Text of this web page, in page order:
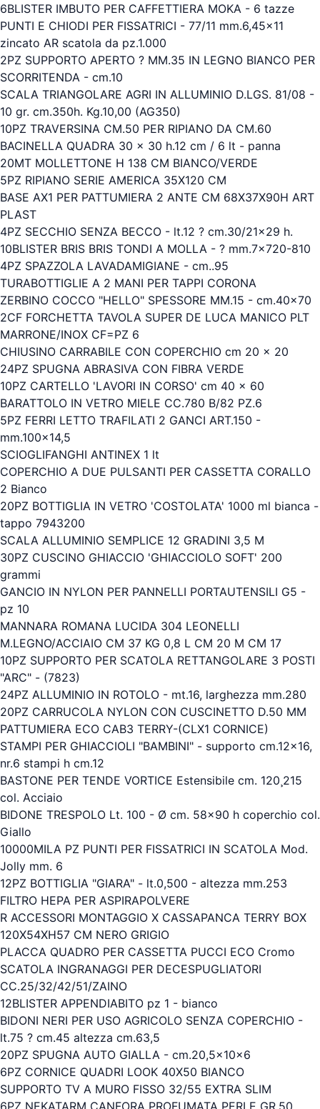
6BLISTER IMBUTO PER CAFFETTIERA MOKA - 6 tazze
PUNTI E CHIODI PER FISSATRICI - 77/11 mm.6,45x11
zincato AR scatola da pz.1.000
2PZ SUPPORTO APERTO ? MM.35 IN LEGNO BIANCO PER
SCORRITENDA - cm.10
SCALA TRIANGOLARE AGRI IN ALLUMINIO D.LGS. 81/08 -
10 gr. cm.350h. Kg.10,00 (AG350)
10PZ TRAVERSINA CM.50 PER RIPIANO DA CM.60
BACINELLA QUADRA 30 x 30 h.12 cm / 6 lt - panna
20MT MOLLETTONE H 138 CM BIANCO/VERDE
5PZ RIPIANO SERIE AMERICA 35X120 CM
BASE AX1 PER PATTUMIERA 2 ANTE CM 68X37X90H ART
PLAST
4PZ SECCHIO SENZA BECCO - lt.12 ? cm.30/21x29 h.
10BLISTER BRIS BRIS TONDI A MOLLA - ? mm.7x720-810
4PZ SPAZZOLA LAVADAMIGIANE - cm..95
TURABOTTIGLIE A 2 MANI PER TAPPI CORONA
ZERBINO COCCO "HELLO" SPESSORE MM.15 - cm.40x70
2CF FORCHETTA TAVOLA SUPER DE LUCA MANICO PLT
MARRONE/INOX CF=PZ 6
CHIUSINO CARRABILE CON COPERCHIO cm 20 x 20
24PZ SPUGNA ABRASIVA CON FIBRA VERDE
10PZ CARTELLO 'LAVORI IN CORSO' cm 40 x 60
BARATTOLO IN VETRO MIELE CC.780 B/82 PZ.6
5PZ FERRI LETTO TRAFILATI 2 GANCI ART.150 -
mm.100x14,5
SCIOGLIFANGHI ANTINEX 1 lt
COPERCHIO A DUE PULSANTI PER CASSETTA CORALLO
2 Bianco
20PZ BOTTIGLIA IN VETRO 'COSTOLATA' 1000 ml bianca -
tappo 7943200
SCALA ALLUMINIO SEMPLICE 12 GRADINI 3,5 M
30PZ CUSCINO GHIACCIO 'GHIACCIOLO SOFT' 200
grammi
GANCIO IN NYLON PER PANNELLI PORTAUTENSILI G5 -
pz 10
MANNARA ROMANA LUCIDA 304 LEONELLI
M.LEGNO/ACCIAIO CM 37 KG 0,8 L CM 20 M CM 17
10PZ SUPPORTO PER SCATOLA RETTANGOLARE 3 POSTI
"ARC" - (7823)
24PZ ALLUMINIO IN ROTOLO - mt.16, larghezza mm.280
20PZ CARRUCOLA NYLON CON CUSCINETTO D.50 MM
PATTUMIERA ECO CAB3 TERRY-(CLX1 CORNICE)
STAMPI PER GHIACCIOLI "BAMBINI" - supporto cm.12x16,
nr.6 stampi h cm.12
BASTONE PER TENDE VORTICE Estensibile cm. 120¸215
col. Acciaio
BIDONE TRESPOLO Lt. 100 - Ø cm. 58x90 h coperchio col.
Giallo
10000MILA PZ PUNTI PER FISSATRICI IN SCATOLA Mod.
Jolly mm. 6
12PZ BOTTIGLIA "GIARA" - lt.0,500 - altezza mm.253
FILTRO HEPA PER ASPIRAPOLVERE
R ACCESSORI MONTAGGIO X CASSAPANCA TERRY BOX
120X54XH57 CM NERO GRIGIO
PLACCA QUADRO PER CASSETTA PUCCI ECO Cromo
SCATOLA INGRANAGGI PER DECESPUGLIATORI
CC.25/32/42/51/ZAINO
12BLISTER APPENDIABITO pz 1 - bianco
BIDONI NERI PER USO AGRICOLO SENZA COPERCHIO -
lt.75 ? cm.45 altezza cm.63,5
20PZ SPUGNA AUTO GIALLA - cm.20,5x10x6
6PZ CORNICE QUADRI LOOK 40X50 BIANCO
SUPPORTO TV A MURO FISSO 32/55 EXTRA SLIM
6PZ NEKATARM CANFORA PROFUMATA PERLE GR.50